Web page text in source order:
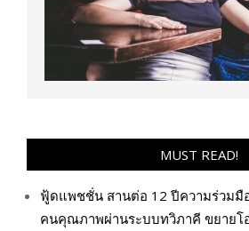
MUST READ!
ฟู้ดแพชชั่น สานต่อ 12 ปีความร่วมมื
คนคุณภาพผ่านระบบทวิภาคี ขยายโ